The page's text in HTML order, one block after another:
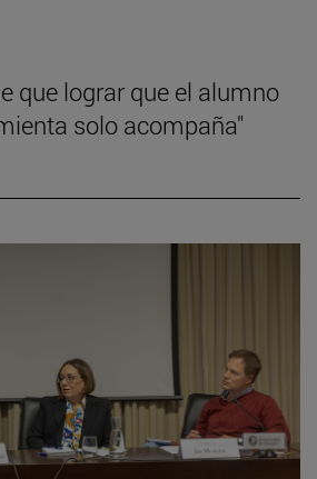
que lograr que el alumno
solo acompaña"